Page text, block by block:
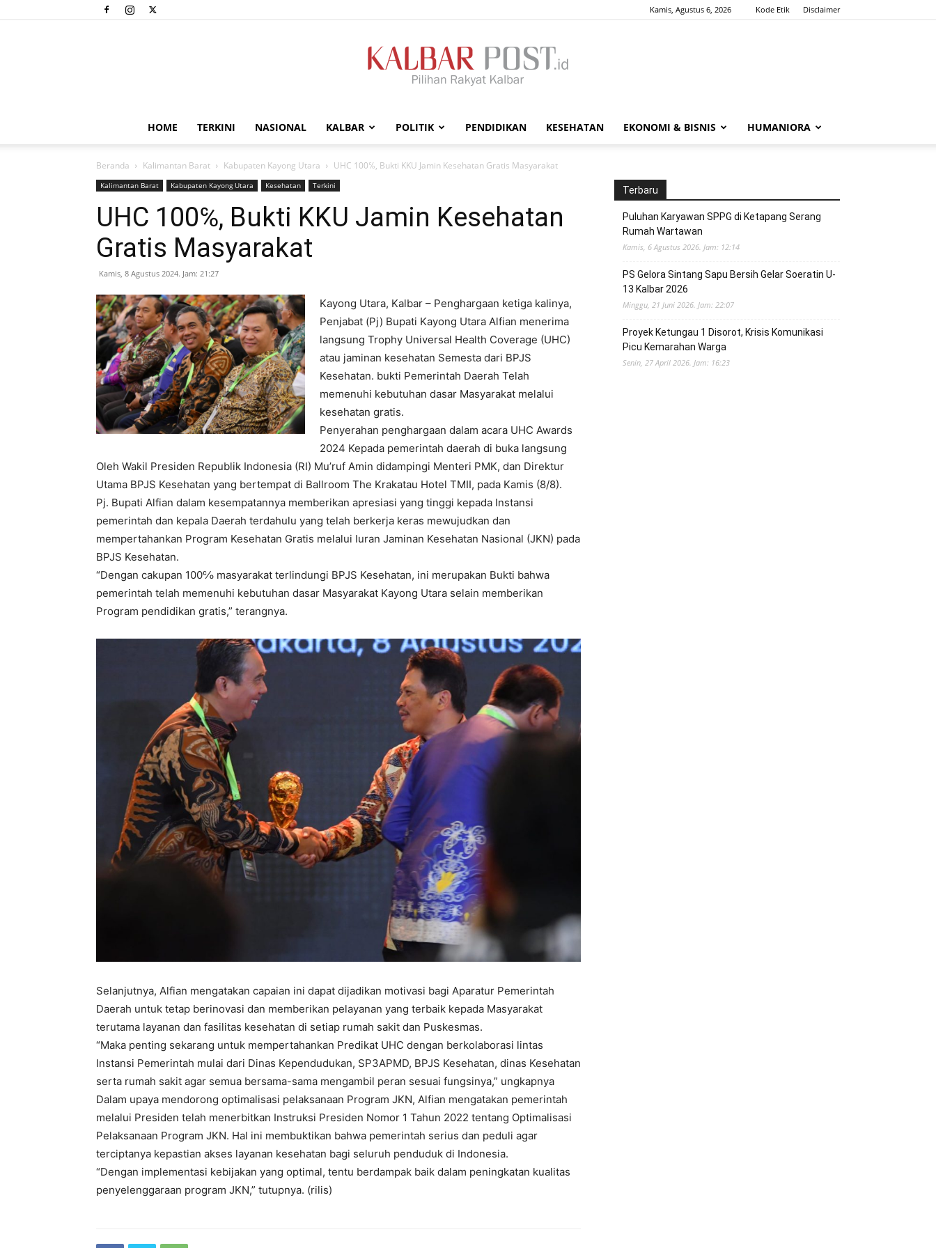
Kamis, Agustus 6, 2026 Kode Etik Disclaimer
HOME TERKINI NASIONAL KALBAR POLITIK PENDIDIKAN KESEHATAN EKONOMI & BISNIS HUMANIORA
Beranda Kalimantan Barat Kabupaten Kayong Utara UHC 100℅, Bukti KKU Jamin Kesehatan Gratis Masyarakat
Kalimantan Barat Kabupaten Kayong Utara Kesehatan Terkini
UHC 100℅, Bukti KKU Jamin Kesehatan
Gratis Masyarakat
Kamis, 8 Agustus 2024. Jam: 21:27
Kayong Utara, Kalbar – Penghargaan ketiga kalinya,
Penjabat (Pj) Bupati Kayong Utara Alfian menerima
langsung Trophy Universal Health Coverage (UHC)
atau jaminan kesehatan Semesta dari BPJS
Kesehatan. bukti Pemerintah Daerah Telah
memenuhi kebutuhan dasar Masyarakat melalui
kesehatan gratis.
Penyerahan penghargaan dalam acara UHC Awards
2024 Kepada pemerintah daerah di buka langsung
Oleh Wakil Presiden Republik Indonesia (RI) Mu’ruf Amin didampingi Menteri PMK, dan Direktur
Utama BPJS Kesehatan yang bertempat di Ballroom The Krakatau Hotel TMII, pada Kamis (8/8).
Pj. Bupati Alfian dalam kesempatannya memberikan apresiasi yang tinggi kepada Instansi
pemerintah dan kepala Daerah terdahulu yang telah berkerja keras mewujudkan dan
mempertahankan Program Kesehatan Gratis melalui Iuran Jaminan Kesehatan Nasional (JKN) pada
BPJS Kesehatan.
“Dengan cakupan 100℅ masyarakat terlindungi BPJS Kesehatan, ini merupakan Bukti bahwa
pemerintah telah memenuhi kebutuhan dasar Masyarakat Kayong Utara selain memberikan
Program pendidikan gratis,” terangnya.
Selanjutnya, Alfian mengatakan capaian ini dapat dijadikan motivasi bagi Aparatur Pemerintah
Daerah untuk tetap berinovasi dan memberikan pelayanan yang terbaik kepada Masyarakat
terutama layanan dan fasilitas kesehatan di setiap rumah sakit dan Puskesmas.
“Maka penting sekarang untuk mempertahankan Predikat UHC dengan berkolaborasi lintas
Instansi Pemerintah mulai dari Dinas Kependudukan, SP3APMD, BPJS Kesehatan, dinas Kesehatan
serta rumah sakit agar semua bersama-sama mengambil peran sesuai fungsinya,” ungkapnya
Dalam upaya mendorong optimalisasi pelaksanaan Program JKN, Alfian mengatakan pemerintah
melalui Presiden telah menerbitkan Instruksi Presiden Nomor 1 Tahun 2022 tentang Optimalisasi
Pelaksanaan Program JKN. Hal ini membuktikan bahwa pemerintah serius dan peduli agar
terciptanya kepastian akses layanan kesehatan bagi seluruh penduduk di Indonesia.
“Dengan implementasi kebijakan yang optimal, tentu berdampak baik dalam peningkatan kualitas
penyelenggaraan program JKN,” tutupnya. (rilis)
Terbaru
Puluhan Karyawan SPPG di Ketapang Serang
Rumah Wartawan
Kamis, 6 Agustus 2026. Jam: 12:14
PS Gelora Sintang Sapu Bersih Gelar Soeratin U-
13 Kalbar 2026
Minggu, 21 Juni 2026. Jam: 22:07
Proyek Ketungau 1 Disorot, Krisis Komunikasi
Picu Kemarahan Warga
Senin, 27 April 2026. Jam: 16:23